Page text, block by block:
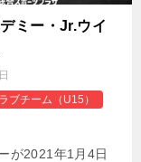
ミー・Jr.ウイ
ブチーム（U15）
が2021年1月4日